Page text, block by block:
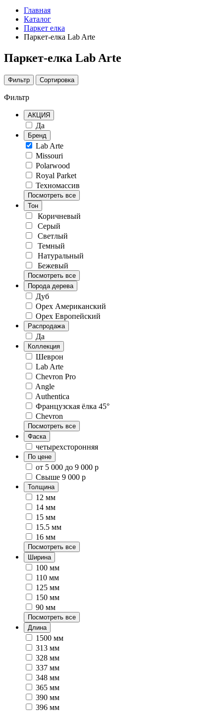
Главная
Каталог
Паркет елка
Паркет-елка Lab Arte
Паркет-елка Lab Arte
Фильтр Сортировка
Фильтр
АКЦИЯ
Да
Бренд
Lab Arte
Missouri
Polarwood
Royal Parket
Техномассив
Посмотреть все
Тон
Коричневый
Серый
Светлый
Темный
Натуральный
Бежевый
Посмотреть все
Порода дерева
Дуб
Орех Американский
Орех Европейский
Распродажа
Да
Коллекция
Шеврон
Lab Arte
Chevron Pro
Angle
Authentica
Французская ёлка 45°
Chevron
Посмотреть все
Фаска
четырехсторонняя
По цене
от 5 000 до 9 000 р
Свыше 9 000 р
Толщина
12 мм
14 мм
15 мм
15.5 мм
16 мм
Посмотреть все
Ширина
100 мм
110 мм
125 мм
150 мм
90 мм
Посмотреть все
Длина
1500 мм
313 мм
328 мм
337 мм
348 мм
365 мм
390 мм
396 мм